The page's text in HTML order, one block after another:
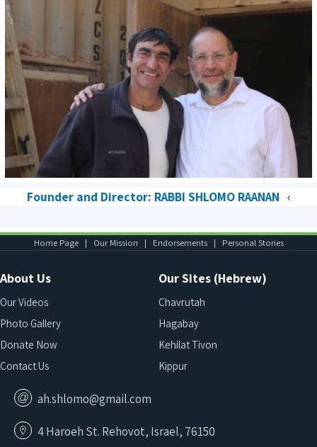
Founder and Director: RABBI SHLOMO RAANAN
Home Page Our Mission Endorsements Personal Stories
About Us
Our Videos
Photo Gallery
Donate Now
Contact Us
Our Sites (Hebrew)
Chavrutah
Hagabay
Kehilat Tivon
Kippur
ah.shlomo@gmail.com
4 Haroeh St. Rehovot, Israel, 76150